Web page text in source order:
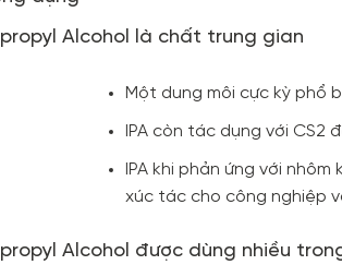
Alcohol là chất trung gian
Một dung môi cực kỳ phổ
IPA còn tác dụng với
IPA khi phản ứng với
xúc tác cho công nghiệp
Alcohol được dùng nhiều